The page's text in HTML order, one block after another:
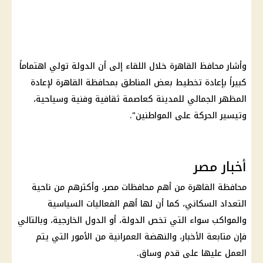
وأشار محافظ القاهرة خلال اللقاء إلى أن الدولة تولي اهتماماً
كبيراً بإعادة تخطيط بعض المناطق بمحافظة القاهرة لإعادة
المظهر الجمالي للمدينة كعاصمة ثقافية وفنية وسياحية،
وتيسير الحركة على المواطنين".
أخبار مصر
محافظة القاهرة من أهم محافظات مصر، وأكثرهم من ناحية
التعداد السكاني، كما أن لها أهم الفعاليات السياسية
والمواكب سواء التي تخص الدولة، أو الدول الخارجية، وبالتالي
فإن متابعة الأخبار، والنهضة العمرانية من الأمور التي يتم
العمل عليها على قدم وساق.